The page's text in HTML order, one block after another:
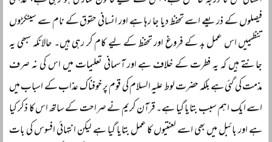
فیصلوں کے ذریعے اسے تحفظ دیا جا رہا ہے اور انسانی حقوق کے نام سے سینکڑوں
تنظیمیں اس عمل بد کے فروغ اور تحفظ کے لیے کام کر رہی ہیں۔ حالانکہ سبھی یہ
جانتے ہیں کہ یہ فطرت کے خلاف ہے اور آسمانی تعلیمات میں اس کی نہ صرف
مذمت کی گئی ہے بلکہ حضرت لوط علیہ السلام کی قوم پر خوفناک عذاب کے اسباب میں
اسے ایک اہم سبب بتایا گیا ہے۔ قرآن کریم نے صراحت کے ساتھ اس کا ذکر کیا
ہے اور بائبل میں بھی اسے لعنتیوں کا عمل بتایا گیا ہے لیکن انتہائی افسوس کی بات